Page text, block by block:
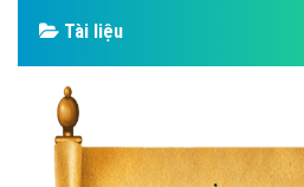
Tài liệu